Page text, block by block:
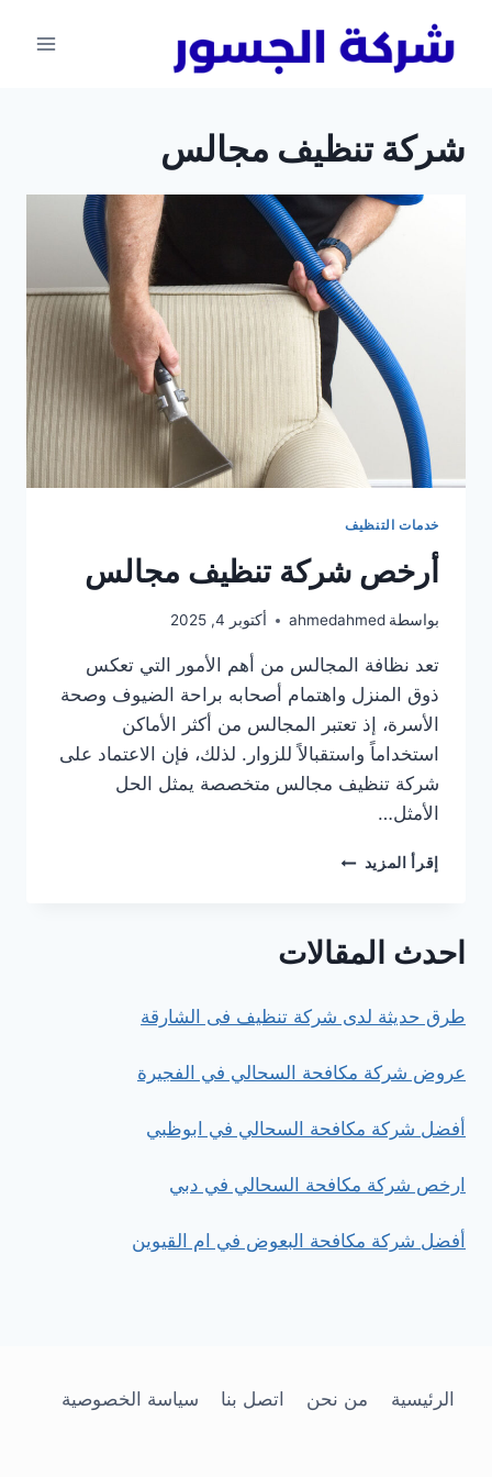
شركة تنظيف مجالس
خدمات التنظيف
أرخص شركة تنظيف مجالس
بواسطة ahmedahmed أكتوبر 4, 2025
تعد نظافة المجالس من أهم الأمور التي تعكس
ذوق المنزل واهتمام أصحابه براحة الضيوف وصحة
الأسرة، إذ تعتبر المجالس من أكثر الأماكن
استخداماً واستقبالاً للزوار. لذلك، فإن الاعتماد على
شركة تنظيف مجالس متخصصة يمثل الحل
الأمثل…
إقرأ المزيد أرخص
احدث المقالات
طرق حديثة لدى شركة تنظيف فى الشارقة
عروض شركة مكافحة السحالي في الفجيرة
أفضل شركة مكافحة السحالي في ابوظبي
ارخص شركة مكافحة السحالي في دبي
أفضل شركة مكافحة البعوض في ام القيوين
الرئيسية من نحن اتصل بنا سياسة الخصوصية